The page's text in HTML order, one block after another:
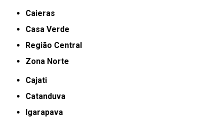
Caieras
Casa Verde
Região Central
Zona Norte
Cajati
Catanduva
Igarapava